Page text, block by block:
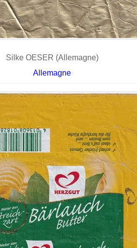
Silke OESER (Allemagne)
Allemagne